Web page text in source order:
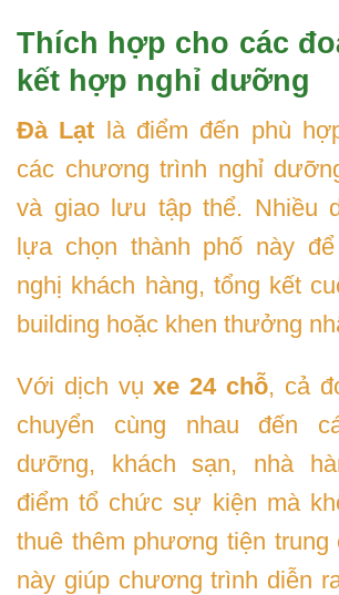
Thích hợp cho các
kết hợp nghỉ dưỡng
Đà Lạt là điểm đến phù
các chương trình nghỉ
và giao lưu tập thể. Nhiều
lựa chọn thành phố này
nghị khách hàng, tổng kết
building hoặc khen thưởng
Với dịch vụxe 24 chỗ, cả
chuyển cùng nhau đến
dưỡng, khách sạn, nhà
điểm tổ chức sự kiện mà
thuê thêm phương tiện trung
này giúp chương trình diễn